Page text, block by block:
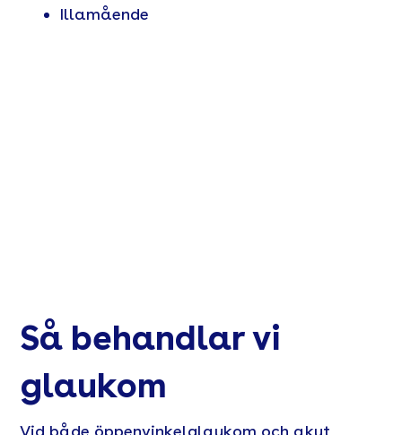
Illamående
Så behandlar vi
glaukom
Vid både öppenvinkelglaukom och akut